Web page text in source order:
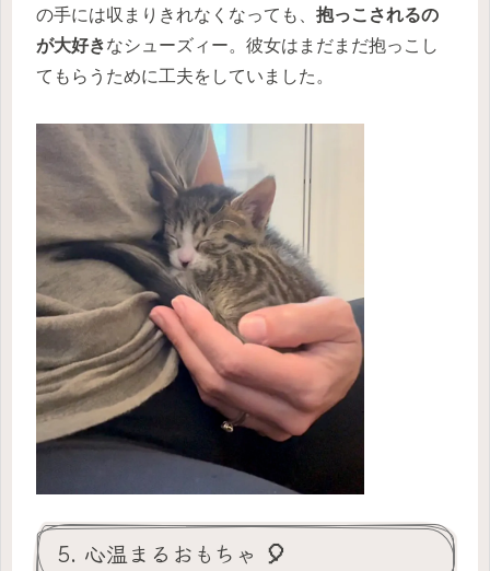
の手には収まりきれなくなっても、 抱っこされるの
が大好きなシューズィー。彼女はまだまだ抱っこし
てもらうために工夫をしていました。
5. 心温まるおもちゃ 🎈